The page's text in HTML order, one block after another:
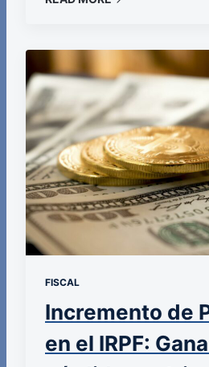
FISCAL
Incremento de
en el IRPF: